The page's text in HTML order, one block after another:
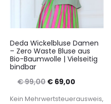
Deda Wickelbluse Damen
– Zero Waste Bluse aus
Bio-Baumwolle | Vielseitig
bindbar
€99,00 Ursprünglicher
Preis
€ 69,00
Preis
Kein Mehrwertsteuerausweis,